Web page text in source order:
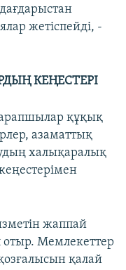
жетіспейді, -
КЕҢЕСТЕРІ
құқық
азаматтық
халықаралық
жаппай
Мемлекеттер
қалай